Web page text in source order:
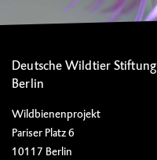
Deutsche Wildtier Stiftung
Berlin
Wildbienenprojekt
Pariser Platz 6
10117 Berlin